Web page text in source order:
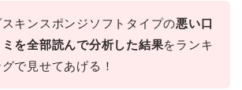
スキンスポンジソフトタイプの悪い口
ミを全部読んで分析した結果をランキ
グで見せてあげる！